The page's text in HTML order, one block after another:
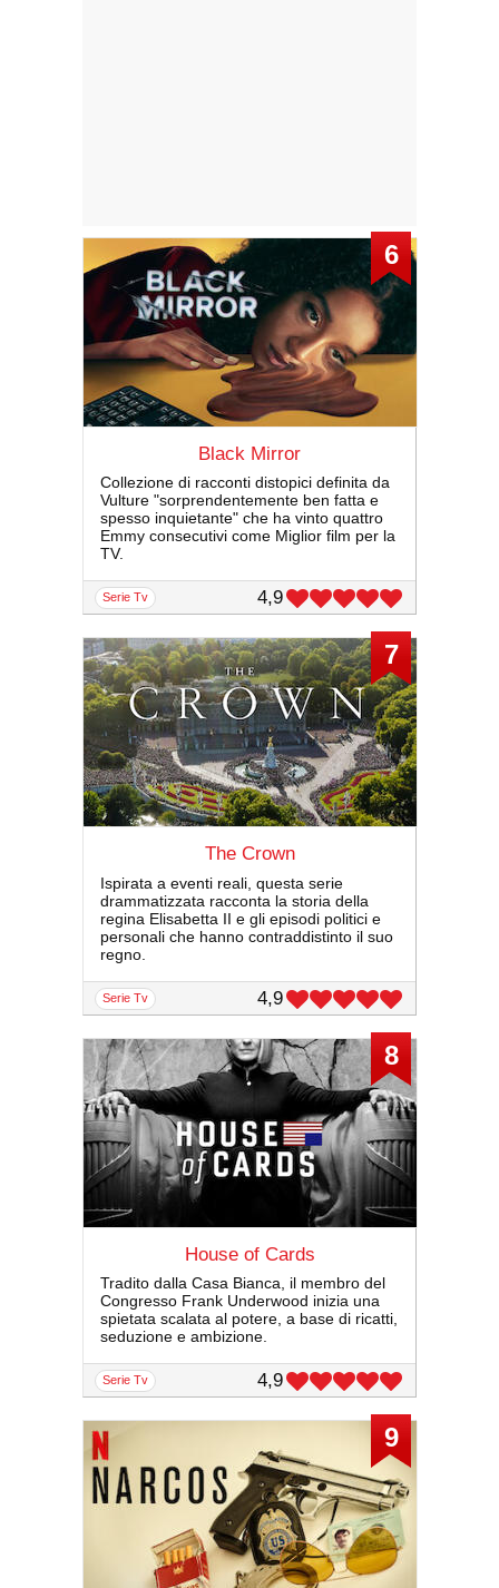
6
Black Mirror
Collezione di racconti distopici definita da
Vulture "sorprendentemente ben fatta e
spesso inquietante" che ha vinto quattro
Emmy consecutivi come Miglior film per la
TV.
serie Tv 4,9
7
The Crown
Ispirata a eventi reali, questa serie
drammatizzata racconta la storia della
regina Elisabetta II e gli episodi politici e
personali che hanno contraddistinto il suo
regno.
serie Tv 4,9
8
House of Cards
Tradito dalla Casa Bianca, il membro del
Congresso Frank Underwood inizia una
spietata scalata al potere, a base di ricatti,
seduzione e ambizione.
serie Tv 4,9
9